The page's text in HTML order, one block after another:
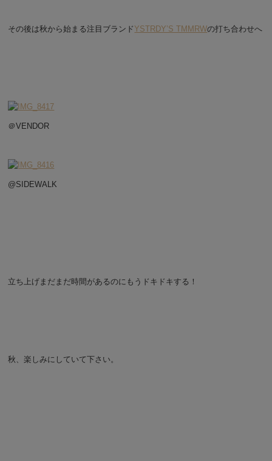
その後は秋から始まる注目ブランドYSTRDY’S TMMRWの打ち合わせへ
＠VENDOR
@SIDEWALK
立ち上げまだまだ時間があるのにもうドキドキする！
秋、楽しみにしていて下さい。